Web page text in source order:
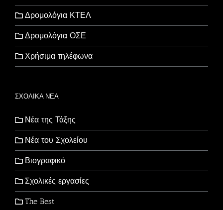
Δρομολόγια ΚΤΕΛ
Δρομολόγια ΟΣΕ
Χρήσιμα τηλέφωνα
ΣΧΟΛΙΚΑ ΝΕΑ
Νέα της Τάξης
Νέα του Σχολείου
Βιογραφικό
Σχολικές εργασίες
The Best